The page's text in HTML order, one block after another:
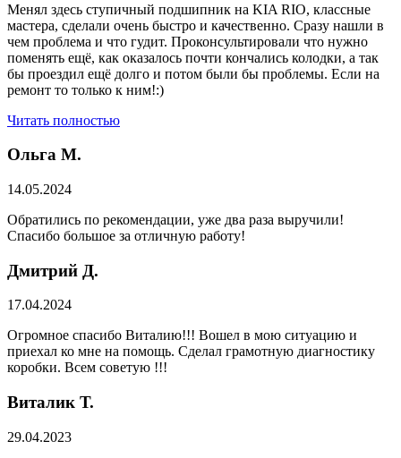
Менял здесь ступичный подшипник на KIA RIO, классные
мастера, сделали очень быстро и качественно. Сразу нашли в
чем проблема и что гудит. Проконсультировали что нужно
поменять ещё, как оказалось почти кончались колодки, а так
бы проездил ещё долго и потом были бы проблемы. Если на
ремонт то только к ним!:)
Читать полностью
Ольга М.
14.05.2024
Обратились по рекомендации, уже два раза выручили!
Спасибо большое за отличную работу!
Дмитрий Д.
17.04.2024
Огромное спасибо Виталию!!! Вошел в мою ситуацию и
приехал ко мне на помощь. Сделал грамотную диагностику
коробки. Всем советую !!!
Виталик Т.
29.04.2023